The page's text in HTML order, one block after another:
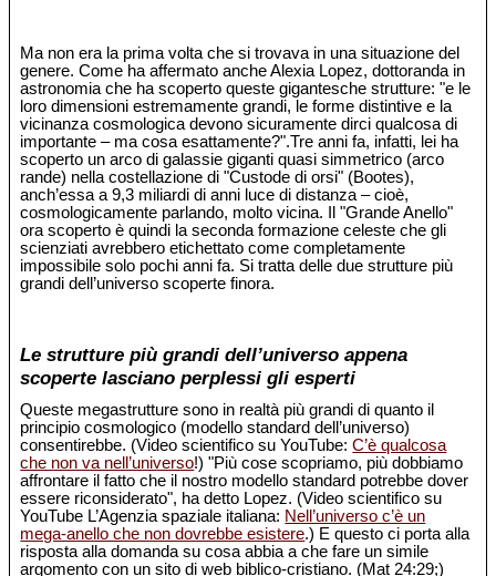
Ma non era la prima volta che si trovava in una situazione del
genere. Come ha affermato anche Alexia Lopez, dottoranda in
astronomia che ha scoperto queste gigantesche strutture: "e le
loro dimensioni estremamente grandi, le forme distintive e la
vicinanza cosmologica devono sicuramente dirci qualcosa di
importante – ma cosa esattamente?".Tre anni fa, infatti, lei ha
scoperto un arco di galassie giganti quasi simmetrico (arco
rande) nella costellazione di "Custode di orsi" (Bootes),
anch’essa a 9,3 miliardi di anni luce di distanza – cioè,
cosmologicamente parlando, molto vicina. Il "Grande Anello"
ora scoperto è quindi la seconda formazione celeste che gli
scienziati avrebbero etichettato come completamente
impossibile solo pochi anni fa. Si tratta delle due strutture più
grandi dell’universo scoperte finora.
Le strutture più grandi dell’universo appena
scoperte lasciano perplessi gli esperti
Queste megastrutture sono in realtà più grandi di quanto il
principio cosmologico (modello standard dell’universo)
consentirebbe. (Video scientifico su YouTube:C’è qualcosa
che non va nell’universo!) "Più cose scopriamo, più dobbiamo
affrontare il fatto che il nostro modello standard potrebbe dover
essere riconsiderato", ha detto Lopez. (Video scientifico su
YouTube L’Agenzia spaziale italiana: Nell’universo c’è un
mega-anello che non dovrebbe esistere.) E questo ci porta alla
risposta alla domanda su cosa abbia a che fare un simile
argomento con un sito di web biblico-cristiano. (Mat 24:29;)